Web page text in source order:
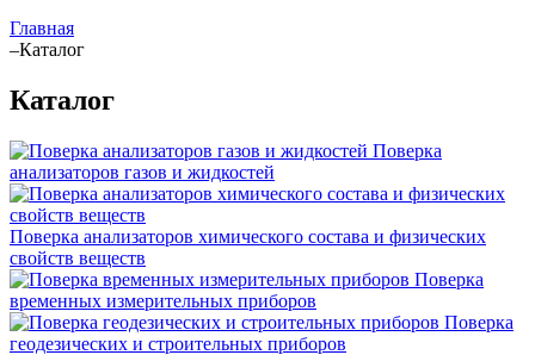
Главная
–Каталог
Каталог
Поверка
анализаторов газов и жидкостей
Поверка анализаторов химического состава и физических
свойств веществ
Поверка
временных измерительных приборов
Поверка
геодезических и строительных приборов